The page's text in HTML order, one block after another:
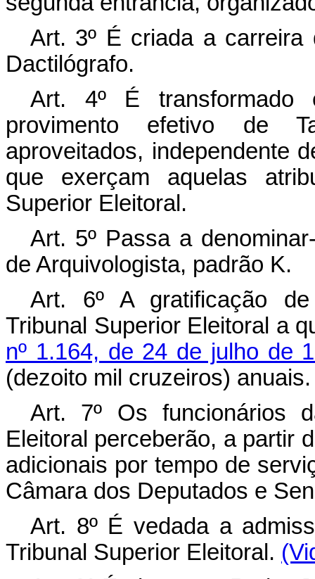
Art. 3º É criada a
Dactilógrafo.
Art. 4º É
provimento efetivo de
aproveitados, independente
que exerçam aquelas
Superior Eleitoral.
Art. 5º Passa a
de Arquivologista, padrão K.
Art. 6º A gratificação
Tribunal Superior Eleitoral a
nº 1.164, de 24 de julho de
(dezoito mil cruzeiros)
Art. 7º Os funcionários
Eleitoral perceberão, a partir
adicionais por tempo de
Câmara dos Deputados e
Art. 8º É vedada a
Tribunal Superior Eleitoral.